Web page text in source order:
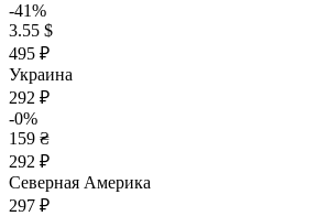
-41%
3.55 $
495 ₽
Украина
292 ₽
-0%
159 ₴
292 ₽
Северная Америка
297 ₽